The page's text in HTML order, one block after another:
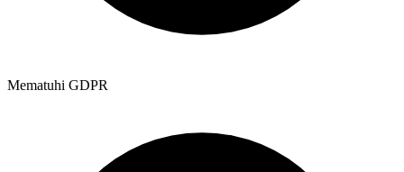
Mematuhi GDPR